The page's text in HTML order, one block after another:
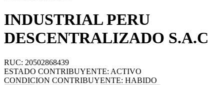
INDUSTRIAL PERU
DESCENTRALIZADO S.A.C
RUC: 20502868439
ESTADO CONTRIBUYENTE: ACTIVO
CONDICION CONTRIBUYENTE: HABIDO